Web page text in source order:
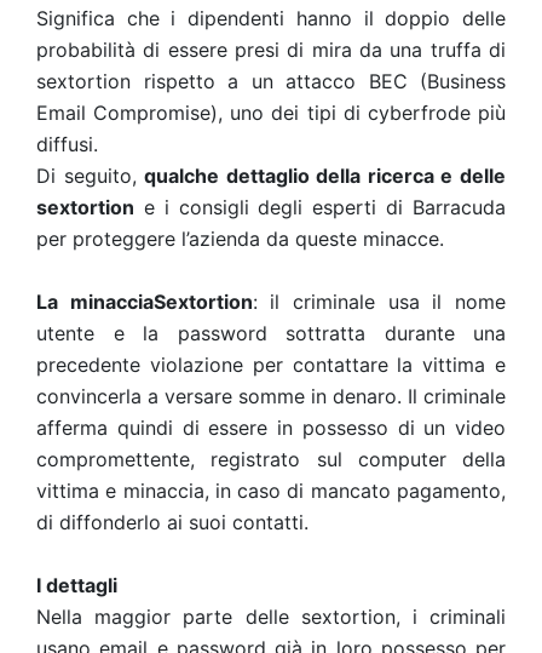
Significa che i dipendenti hanno il doppio delle
probabilità di essere presi di mira da una truffa di
sextortion rispetto a un attacco BEC (Business
Email Compromise), uno dei tipi di cyberfrode più
diffusi.
Di seguito,qualche dettaglio della ricerca e delle
sextortion e i consigli degli esperti di Barracuda
per proteggere l’azienda da queste minacce.
La minacciaSextortion: il criminale usa il nome
utente e la password sottratta durante una
precedente violazione per contattare la vittima e
convincerla a versare somme in denaro. Il criminale
afferma quindi di essere in possesso di un video
compromettente, registrato sul computer della
vittima e minaccia, in caso di mancato pagamento,
di diffonderlo ai suoi contatti.
I dettagli
Nella maggior parte delle sextortion, i criminali
usano email e password già in loro possesso per